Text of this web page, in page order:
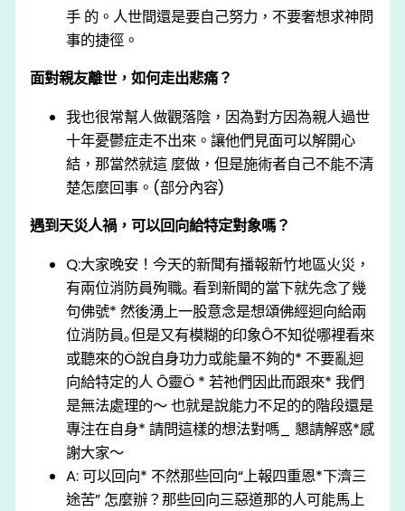
手 的。人世間還是要自己努力，不要奢想求神問
事的捷徑。
面對親友離世，如何走出悲痛？
我也很常幫人做觀落陰，因為對方因為親人過世
十年憂鬱症走不出來。讓他們見面可以解開心
結，那當然就這 麼做，但是施術者自己不能不清
楚怎麼回事。(部分內容)
遇到天災人禍，可以回向給特定對象嗎？
Q:⼤家晚安！今天的新聞有播報新⽵地區火災，
有兩位消防員殉職｡ 看到新聞的當下就先念了幾
句佛號* 然後湧上⼀股意念是想頌佛經迴向給兩
位消防員｡但是⼜有模糊的印象Ô不知從哪裡看來
或聽來的Ö說⾃⾝功⼒或能量不夠的* 不要亂迴
向給特定的⼈ Ô靈Ö * 若祂們因此⽽跟來* 我們
是無法處理的～ 也就是說能⼒不⾜的的階段還是
專注在⾃⾝* 請問這樣的想法對嗎_ 懇請解惑*感
謝⼤家～
A: 可以回向* 不然那些回向“上報四重恩*下濟三
途苦” 怎麼辦？那些回向三惡道那的⼈可能⾺上